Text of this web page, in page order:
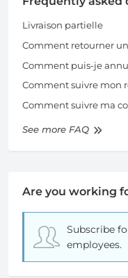
Livraison partielle
Comment retourner
Comment puis-je
Comment suivre mon
Comment suivre ma
See more FAQ
Are you working
Subscribe
employees.